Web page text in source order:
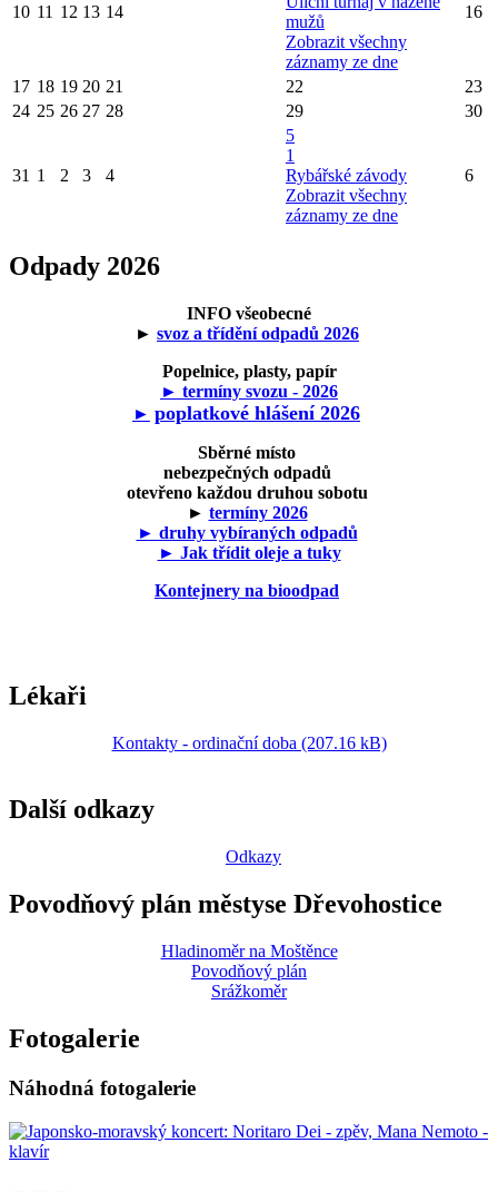
10 11 12 13 14
mužů
Zobrazit všechny
záznamy ze dne
16
17 18 19 20 21 22
23
24 25 26 27 28 29 30
31 1 2 3 4
5
1
Rybářské závody
Zobrazit všechny
záznamy ze dne
6
Odpady 2026
INFO všeobecné
► svoz a třídění odpadů 2026
Popelnice, plasty, papír
► termíny svozu - 2026
► poplatkové hlášení 2026
Sběrné místo
nebezpečných odpadů
otevřeno každou druhou sobotu
► termíny 2026
► druhy vybíraných odpadů
► Jak třídit oleje a tuky
Kontejnery na bioodpad
Lékaři
Kontakty - ordinační doba (207.16 kB)
Další odkazy
Odkazy
Povodňový plán městyse Dřevohostice
Hladinoměr na Moštěnce
Povodňový plán
Srážkoměr
Fotogalerie
Náhodná fotogalerie